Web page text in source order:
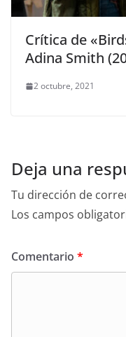
Crítica de
Adina Smith
2 octubre, 2021
Deja una
Tu dirección de
Los campos
Comentario *